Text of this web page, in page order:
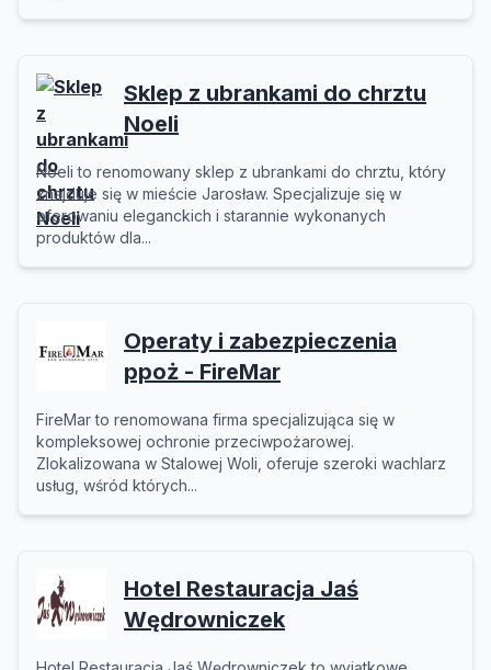
Sklep z ubrankami do chrztu
Noeli
Noeli to renomowany sklep z ubrankami do chrztu, który
znajduje się w mieście Jarosław. Specjalizuje się w
oferowaniu eleganckich i starannie wykonanych
produktów dla...
Operaty i zabezpieczenia
ppoż - FireMar
FireMar to renomowana firma specjalizująca się w
kompleksowej ochronie przeciwpożarowej.
Zlokalizowana w Stalowej Woli, oferuje szeroki wachlarz
usług, wśród których...
Hotel Restauracja Jaś
Wędrowniczek